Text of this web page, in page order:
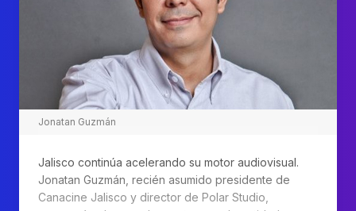
Jonatan Guzmán
Jalisco continúa acelerando su motor audiovisual.
Jonatan Guzmán, recién asumido presidente de
Canacine Jalisco y director de Polar Studio,